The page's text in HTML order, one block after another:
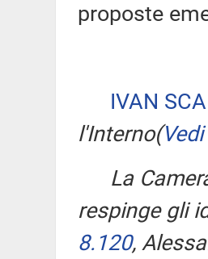
proposte
IVAN
l'Interno(Vedi
La
respinge gli
8.120,